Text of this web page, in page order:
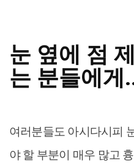
눈 옆에 점
는 분들에게
여러분들도 아시다시피
야 할 부분이 매우 많고